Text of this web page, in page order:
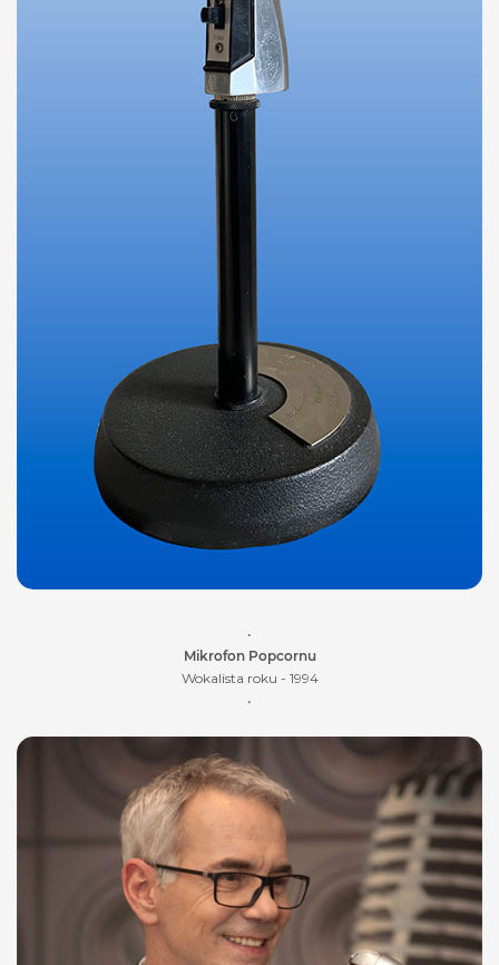
•
Mikrofon Popcornu
Wokalista roku - 1994
•